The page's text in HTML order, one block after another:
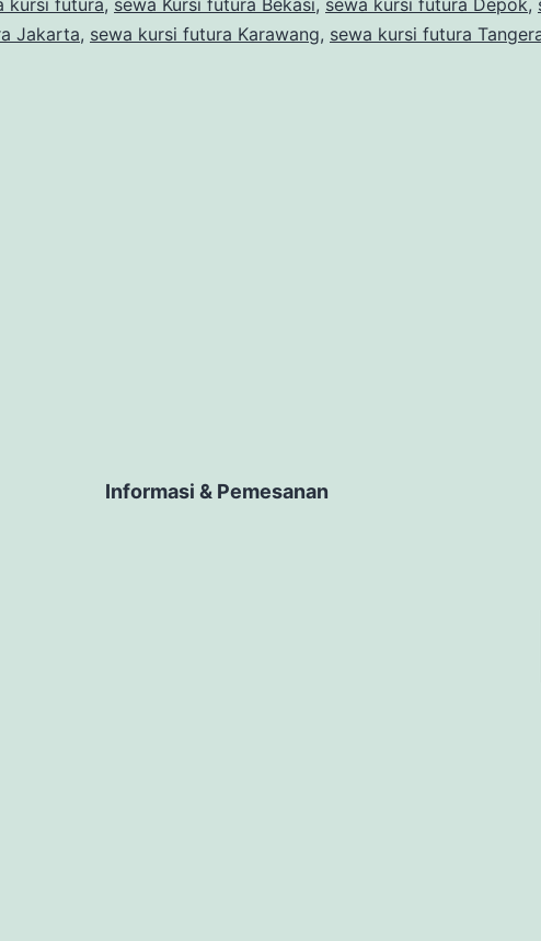
Jakarta, sewa kursi futura Karawang, sewa kursi futura
Informasi & Pemesanan